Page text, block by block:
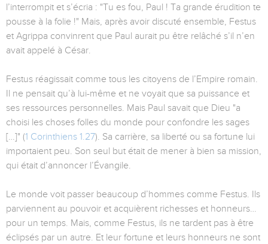
l’interrompit et s’écria : "Tu es fou, Paul ! Ta grande érudition te
pousse à la folie !" Mais, après avoir discuté ensemble, Festus
et Agrippa convinrent que Paul aurait pu être relâché s’il n’en
avait appelé à César.
Festus réagissait comme tous les citoyens de l’Empire romain.
Il ne pensait qu’à lui-même et ne voyait que sa puissance et
ses ressources personnelles. Mais Paul savait que Dieu "a
choisi les choses folles du monde pour confondre les sages
[…]" (1 Corinthiens 1.27). Sa carrière, sa liberté ou sa fortune lui
importaient peu. Son seul but était de mener à bien sa mission,
qui était d’annoncer l’Évangile.
Le monde voit passer beaucoup d’hommes comme Festus. Ils
parviennent au pouvoir et acquièrent richesses et honneurs…
pour un temps. Mais, comme Festus, ils ne tardent pas à être
éclipsés par un autre. Et leur fortune et leurs honneurs ne sont